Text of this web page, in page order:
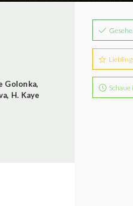
Golonka,
, H. Kaye
Schaue